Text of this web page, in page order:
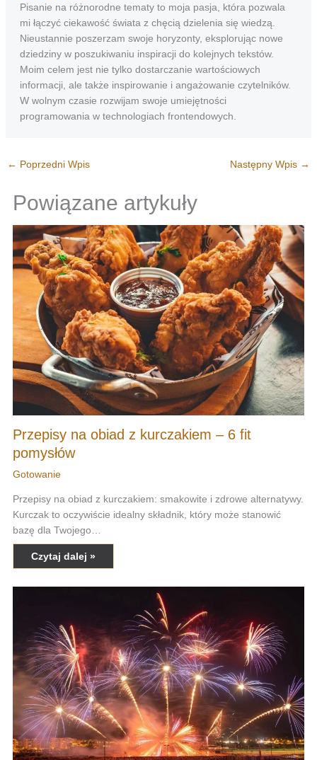
Pisanie na różnorodne tematy to moja pasja, która pozwala
mi łączyć ciekawość świata z chęcią dzielenia się wiedzą.
Nieustannie poszerzam swoje horyzonty, eksplorując nowe
dziedziny w poszukiwaniu inspiracji do kolejnych tekstów.
Moim celem jest nie tylko dostarczanie wartościowych
informacji, ale także inspirowanie i angażowanie czytelników.
W wolnym czasie rozwijam swoje umiejętności
programowania w technologiach frontendowych.
← Poprzedni Wpis Następny Wpis →
Powiązane artykuły
Przepisy na obiad z kurczakiem – 6 fit
pomysłów
Gotowanie
Przepisy na obiad z kurczakiem: smakowite i zdrowe alternatywy.
Kurczak to oczywiście idealny składnik, który może stanowić
bazę dla Twojego…
Czytaj dalej »